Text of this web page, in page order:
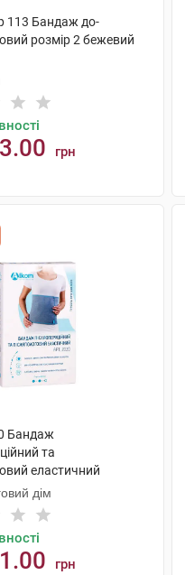
113 Бандаж до-
розмір 2 бежевий
грн
Бандаж
та
еластичний
дім
грн